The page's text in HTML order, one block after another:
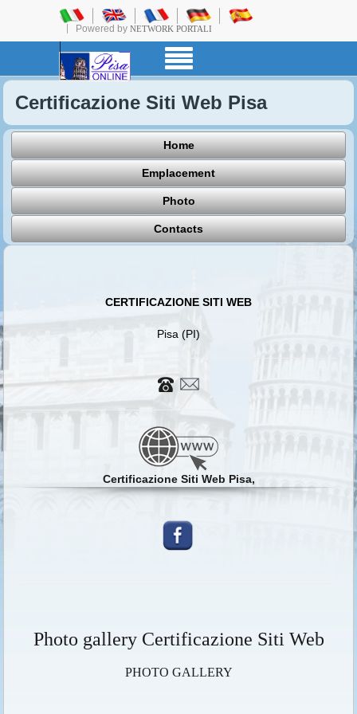
Powered by NETWORK PORTALI
Certificazione Siti Web Pisa
Home
Emplacement
Photo
Contacts
CERTIFICAZIONE SITI WEB
Pisa (PI)
Certificazione Siti Web Pisa,
Photo gallery Certificazione Siti Web
PHOTO GALLERY